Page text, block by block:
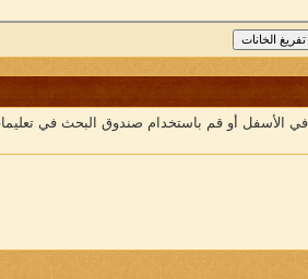
الأسفل أو قم باستخدام صندوق البحث في